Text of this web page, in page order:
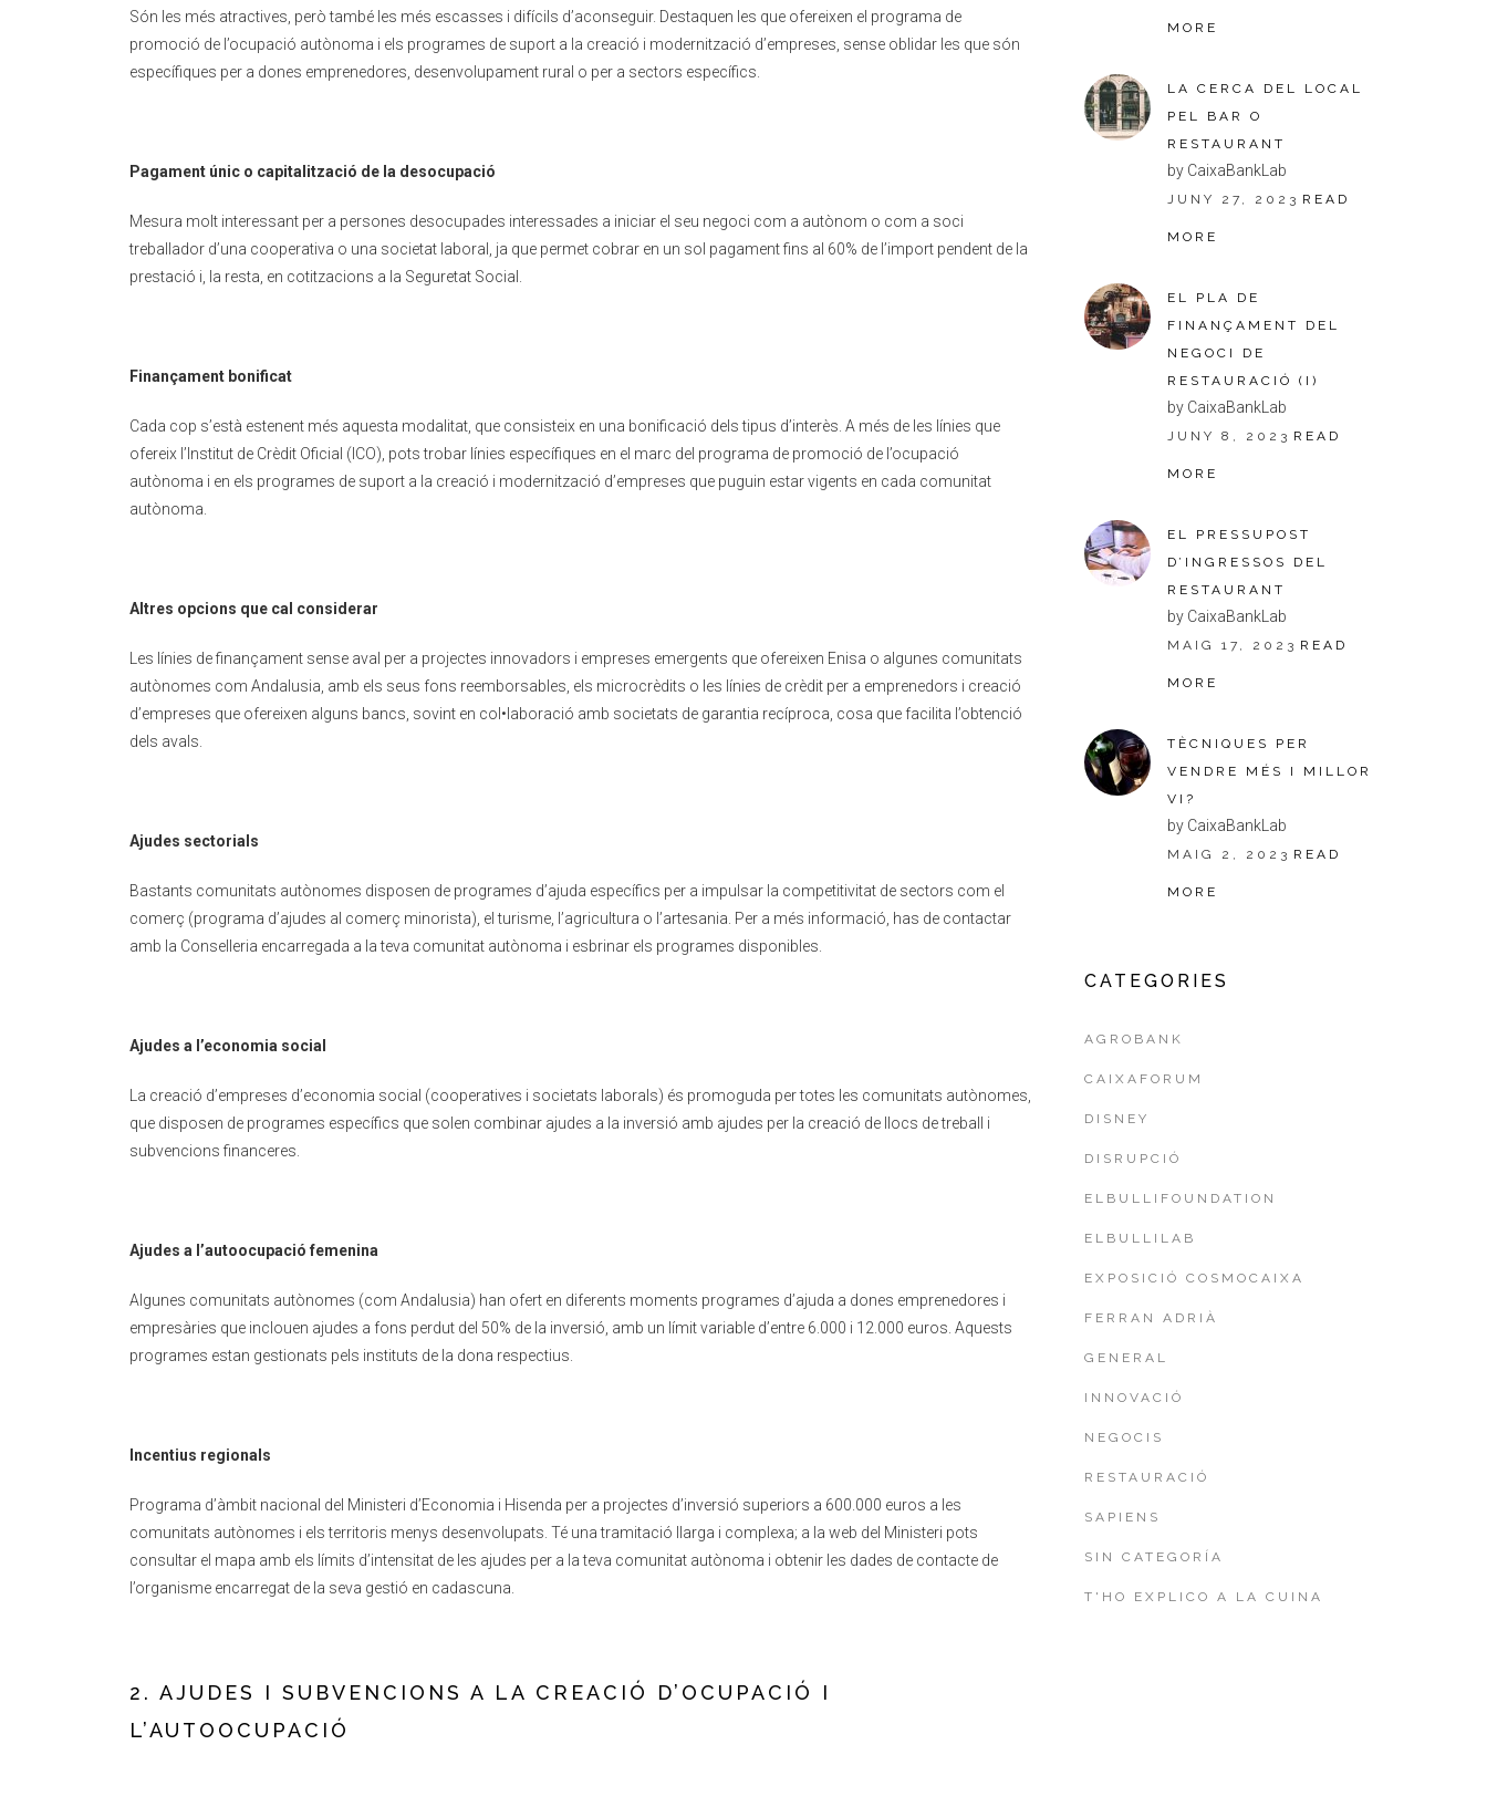
Són les més atractives, però també les més escasses i difícils d’aconseguir. Destaquen les que ofereixen el programa de
promoció de l’ocupació autònoma i els programes de suport a la creació i modernització d’empreses, sense oblidar les que són
específiques per a dones emprenedores, desenvolupament rural o per a sectors específics.
Pagament únic o capitalització de la desocupació
Mesura molt interessant per a persones desocupades interessades a iniciar el seu negoci com a autònom o com a soci
treballador d’una cooperativa o una societat laboral, ja que permet cobrar en un sol pagament fins al 60% de l’import pendent de la
prestació i, la resta, en cotitzacions a la Seguretat Social.
Finançament bonificat
Cada cop s’està estenent més aquesta modalitat, que consisteix en una bonificació dels tipus d’interès. A més de les línies que
ofereix l’Institut de Crèdit Oficial (ICO), pots trobar línies específiques en el marc del programa de promoció de l’ocupació
autònoma i en els programes de suport a la creació i modernització d’empreses que puguin estar vigents en cada comunitat
autònoma.
Altres opcions que cal considerar
Les línies de finançament sense aval per a projectes innovadors i empreses emergents que ofereixen Enisa o algunes comunitats
autònomes com Andalusia, amb els seus fons reemborsables, els microcrèdits o les línies de crèdit per a emprenedors i creació
d’empreses que ofereixen alguns bancs, sovint en col•laboració amb societats de garantia recíproca, cosa que facilita l’obtenció
dels avals.
Ajudes sectorials
Bastants comunitats autònomes disposen de programes d’ajuda específics per a impulsar la competitivitat de sectors com el
comerç (programa d’ajudes al comerç minorista), el turisme, l’agricultura o l’artesania. Per a més informació, has de contactar
amb la Conselleria encarregada a la teva comunitat autònoma i esbrinar els programes disponibles.
Ajudes a l’economia social
La creació d’empreses d’economia social (cooperatives i societats laborals) és promoguda per totes les comunitats autònomes,
que disposen de programes específics que solen combinar ajudes a la inversió amb ajudes per la creació de llocs de treball i
subvencions financeres.
Ajudes a l’autoocupació femenina
Algunes comunitats autònomes (com Andalusia) han ofert en diferents moments programes d’ajuda a dones emprenedores i
empresàries que inclouen ajudes a fons perdut del 50% de la inversió, amb un límit variable d’entre 6.000 i 12.000 euros. Aquests
programes estan gestionats pels instituts de la dona respectius.
Incentius regionals
Programa d’àmbit nacional del Ministeri d’Economia i Hisenda per a projectes d’inversió superiors a 600.000 euros a les
comunitats autònomes i els territoris menys desenvolupats. Té una tramitació llarga i complexa; a la web del Ministeri pots
consultar el mapa amb els límits d’intensitat de les ajudes per a la teva comunitat autònoma i obtenir les dades de contacte de
l’organisme encarregat de la seva gestió en cadascuna.
2. AJUDES I SUBVENCIONS A LA CREACIÓ D’OCUPACIÓ I
L’AUTOOCUPACIÓ
MORE
LA CERCA DEL LOCAL
PEL BAR O
RESTAURANT
by CaixaBankLab
JUNY 27, 2023 READ
MORE
EL PLA DE
FINANÇAMENT DEL
NEGOCI DE
RESTAURACIÓ (I)
by CaixaBankLab
JUNY 8, 2023 READ
MORE
EL PRESSUPOST
D’INGRESSOS DEL
RESTAURANT
by CaixaBankLab
MAIG 17, 2023 READ
MORE
TÈCNIQUES PER
VENDRE MÉS I MILLOR
VI?
by CaixaBankLab
MAIG 2, 2023 READ
MORE
CATEGORIES
AGROBANK
CAIXAFORUM
DISNEY
DISRUPCIÓ
ELBULLIFOUNDATION
ELBULLILAB
EXPOSICIÓ COSMOCAIXA
FERRAN ADRIÀ
GENERAL
INNOVACIÓ
NEGOCIS
RESTAURACIÓ
SAPIENS
SIN CATEGORÍA
T'HO EXPLICO A LA CUINA